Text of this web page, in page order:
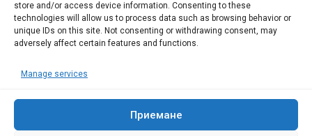
store and/or access device information. Consenting to these
technologies will allow us to process data such as browsing behavior or
unique IDs on this site. Not consenting or withdrawing consent, may
adversely affect certain features and functions.
Manage services
Приемане
Административен съд Ловеч
Областна администрация Ловеч
ОДМВР Ловеч
Окръжен съд Ловеч